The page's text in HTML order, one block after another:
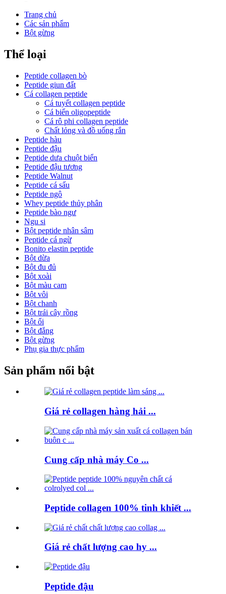
Trang chủ
Các sản phẩm
Bột gừng
Thể loại
Peptide collagen bò
Peptide giun đất
Cá collagen peptide
Cá tuyết collagen peptide
Cá biển oligopeptide
Cá rô phi collagen peptide
Chất lỏng và đồ uống rắn
Peptide hàu
Peptide đậu
Peptide dưa chuột biển
Peptide đậu tương
Peptide Walnut
Peptide cá sấu
Peptide ngô
Whey peptide thủy phân
Peptide bào ngư
Ngu si
Bột peptide nhân sâm
Peptide cá ngừ
Bonito elastin peptide
Bột dừa
Bột đu đủ
Bột xoài
Bột màu cam
Bột vôi
Bột chanh
Bột trái cây rồng
Bột ổi
Bột đắng
Bột gừng
Phụ gia thực phẩm
Sản phẩm nổi bật
Giá rẻ collagen hàng hải ...
Cung cấp nhà máy Co ...
Peptide collagen 100% tinh khiết ...
Giá rẻ chất lượng cao hy ...
Peptide đậu